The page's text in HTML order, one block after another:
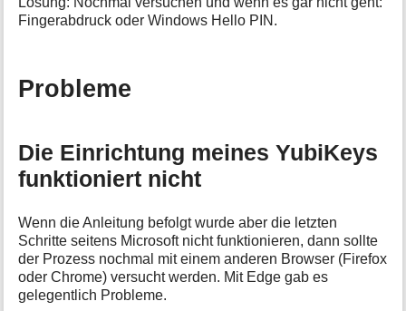
Fingerabdruck oder Windows Hello PIN.
Probleme
Die Einrichtung meines YubiKeys
funktioniert nicht
Wenn die Anleitung befolgt wurde aber die letzten
Schritte seitens Microsoft nicht funktionieren, dann sollte
der Prozess nochmal mit einem anderen Browser (Firefox
oder Chrome) versucht werden. Mit Edge gab es
gelegentlich Probleme.